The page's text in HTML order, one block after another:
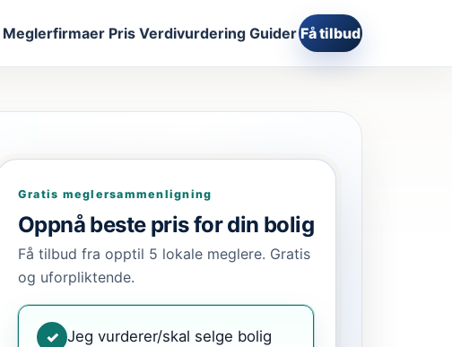
Meglerfirmaer Pris Verdivurdering Guider Få tilbud
Gratis meglersammenligning
Oppnå beste pris for din bolig
Få tilbud fra opptil 5 lokale meglere. Gratis
og uforpliktende.
✓ Jeg vurderer/skal selge bolig